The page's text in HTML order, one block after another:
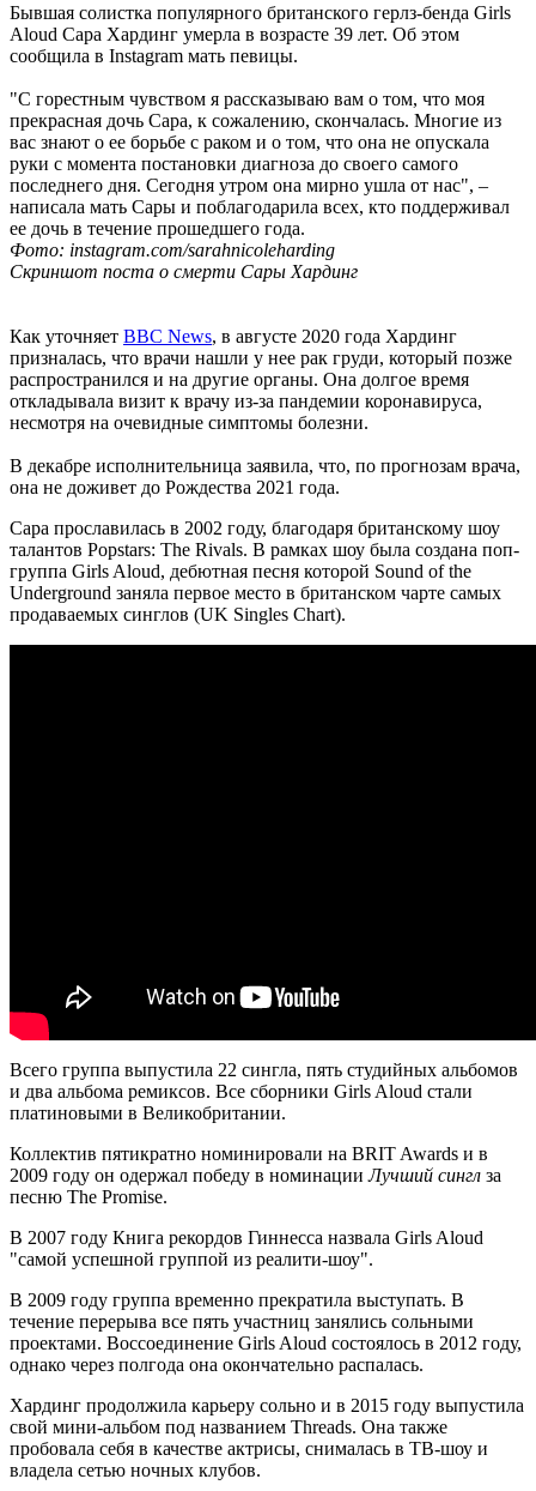
Бывшая солистка популярного британского герлз-бенда Girls
Aloud Сара Хардинг умерла в возрасте 39 лет. Об этом
сообщила в Instagram мать певицы.
"С горестным чувством я рассказываю вам о том, что моя
прекрасная дочь Сара, к сожалению, скончалась. Многие из
вас знают о ее борьбе с раком и о том, что она не опускала
руки с момента постановки диагноза до своего самого
последнего дня. Сегодня утром она мирно ушла от нас", –
написала мать Сары и поблагодарила всех, кто поддерживал
ее дочь в течение прошедшего года.
Фото: instagram.com/sarahnicoleharding
Скриншот поста о смерти Сары Хардинг
Как уточняет ВВС News, в августе 2020 года Хардинг
призналась, что врачи нашли у нее рак груди, который позже
распространился и на другие органы. Она долгое время
откладывала визит к врачу из-за пандемии коронавируса,
несмотря на очевидные симптомы болезни.
В декабре исполнительница заявила, что, по прогнозам врача,
она не доживет до Рождества 2021 года.
Сара прославилась в 2002 году, благодаря британскому шоу
талантов Popstars: The Rivals. В рамках шоу была создана поп-
группа Girls Aloud, дебютная песня которой Sound of the
Underground заняла первое место в британском чарте самых
продаваемых синглов (UK Singles Chart).
Всего группа выпустила 22 сингла, пять студийных альбомов
и два альбома ремиксов. Все сборники Girls Aloud стали
платиновыми в Великобритании.
Коллектив пятикратно номинировали на BRIT Awards и в
2009 году он одержал победу в номинацииЛучший сингл за
песню The Promise.
В 2007 году Книга рекордов Гиннесса назвала Girls Aloud
"самой успешной группой из реалити-шоу".
В 2009 году группа временно прекратила выступать. В
течение перерыва все пять участниц занялись сольными
проектами. Воссоединение Girls Aloud состоялось в 2012 году,
однако через полгода она окончательно распалась.
Хардинг продолжила карьеру сольно и в 2015 году выпустила
свой мини-альбом под названием Threads. Она также
пробовала себя в качестве актрисы, снималась в ТВ-шоу и
владела сетью ночных клубов.